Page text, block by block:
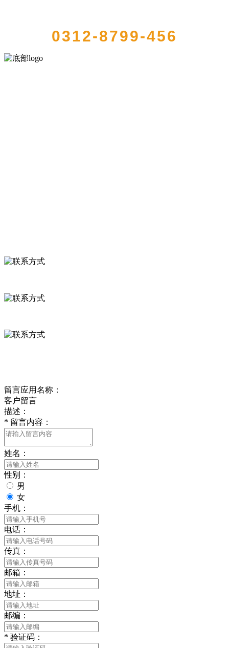
0312-8799-456
留言应用名称：
客户留言
描述：
* 留言内容：
姓名：
性别：
男
女
手机：
电话：
传真：
邮箱：
地址：
邮编：
* 验证码：